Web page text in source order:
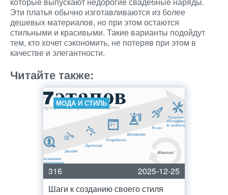
Эти платья обычно изготавливаются из более
дешевых материалов, но при этом остаются
стильными и красивыми. Такие варианты подойдут
тем, кто хочет сэкономить, не потеряв при этом в
качестве и элегантности.
Читайте также:
МОДА И СТИЛЬ
316
2025-12-25
Шаги к созданию своего стиля